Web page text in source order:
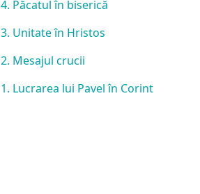
4. Păcatul în biserică
3. Unitate în Hristos
2. Mesajul crucii
1. Lucrarea lui Pavel în Corint